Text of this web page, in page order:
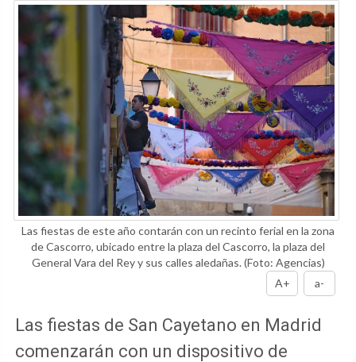
Las fiestas de este año contarán con un recinto ferial en la zona
de Cascorro, ubicado entre la plaza del Cascorro, la plaza del
General Vara del Rey y sus calles aledañas.(Foto: Agencias)
A+
a-
Las fiestas de San Cayetano en Madrid
comenzarán con un dispositivo de